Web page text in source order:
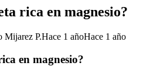
rica en magnesio?
Mijarez P.Hace 1 añoHace 1 año
en magnesio?